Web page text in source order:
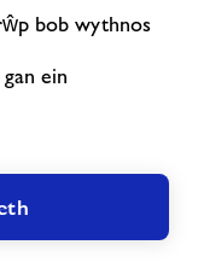
bob wythnos
ein